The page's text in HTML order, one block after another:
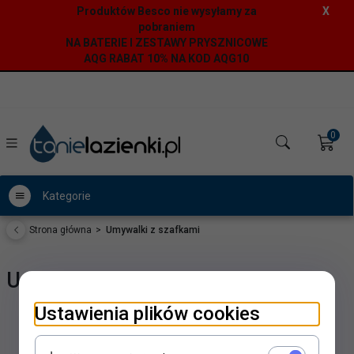
Produktów Besco nie wysyłamy za
pobraniem
NA BATERIE I ZESTAWY PRYSZNICOWE
AQG RABAT 10% NA KOD AQG10
X
0
Kategorie
Strona główna Umywalki z szafkami
Umywalki z szafkami
Niestety nie znaleziono produktu!
Ustawienia plików cookies